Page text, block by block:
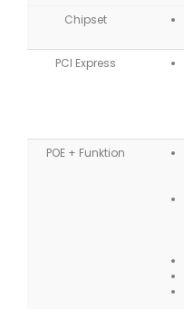
Chipset
PCI Express
POE + Funktion